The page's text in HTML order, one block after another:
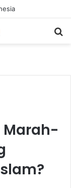
Marah-